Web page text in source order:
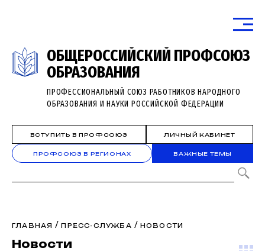
ОБЩЕРОССИЙСКИЙ ПРОФСОЮЗ
ОБРАЗОВАНИЯ
ПРОФЕССИОНАЛЬНЫЙ СОЮЗ РАБОТНИКОВ НАРОДНОГО
ОБРАЗОВАНИЯ И НАУКИ РОССИЙСКОЙ ФЕДЕРАЦИИ
ВСТУПИТЬ В ПРОФСОЮЗ ЛИЧНЫЙ КАБИНЕТ
ПРОФСОЮЗ В РЕГИОНАХ ВАЖНЫЕ ТЕМЫ
ГЛАВНАЯ /ПРЕСС-СЛУЖБА / НОВОСТИ
Новости